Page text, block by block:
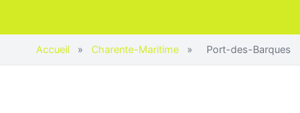
Accueil » Charente-Maritime » Port-des-Barques